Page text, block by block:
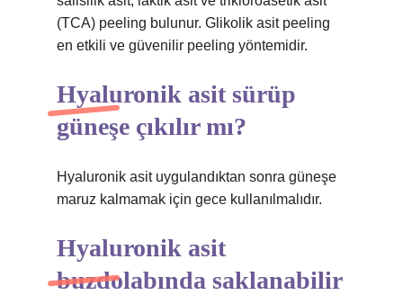
(TCA) peeling bulunur. Glikolik asit peeling
en etkili ve güvenilir peeling yöntemidir.
Hyaluronik asit sürüp
güneşe çıkılır mı?
Hyaluronik asit uygulandıktan sonra güneşe
maruz kalmamak için gece kullanılmalıdır.
Hyaluronik asit
buzdolabında saklanabilir